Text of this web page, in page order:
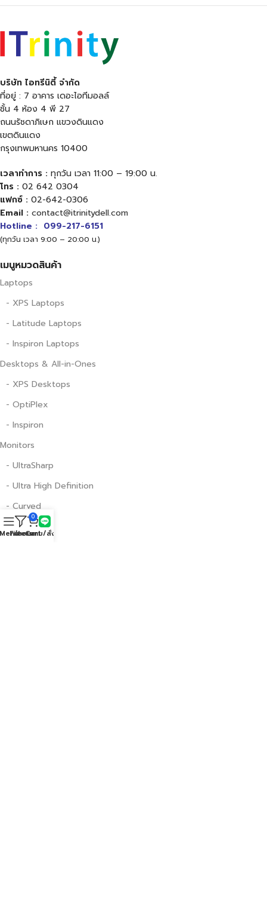
บริษัท ไอทรีนิตี้ จำกัด
ที่อยู่ : 7 อาคาร เดอะไอทีมอลล์
ชั้น 4 ห้อง 4 พี 27
ถนนรัชดาภิเษก แขวงดินแดง
เขตดินแดง
กรุงเทพมหานคร 10400
เวลาทำการ : ทุกวัน เวลา 11:00 – 19:00 น.
โทร : 02 642 0304
แฟกซ์ : 02-642-0306
Email : contact@itrinitydell.com
Hotline : 099-217-6151
(ทุกวัน เวลา 9:00 – 20:00 น.)
เมนูหมวดสินค้า
Laptops
- XPS Laptops
- Latitude Laptops
- Inspiron Laptops
Desktops & All-in-Ones
- XPS Desktops
- OptiPlex
- Inspiron
Monitors
- UltraSharp
- Ultra High Definition
- Curved
Gaming
MenuFilters
0
Cart
สอบถาม/สั่งสินค้า